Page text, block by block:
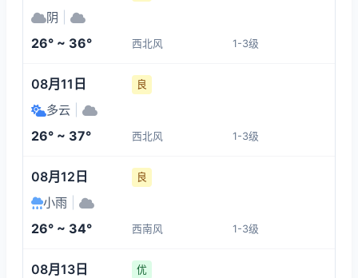
阴
26° ~ 36° 西北风 1-3级
08月11日 良
多云
26° ~ 37° 西北风 1-3级
08月12日 良
小雨
26° ~ 34° 西南风 1-3级
08月13日 优